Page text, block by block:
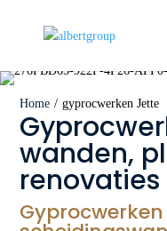
Home / gyprocwerken Jette
wanden,
renovaties